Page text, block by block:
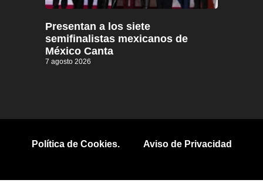
Presentan a los siete
semifinalistas mexicanos de
México Canta
7 agosto 2026
Política de Cookies. Aviso de Privacidad